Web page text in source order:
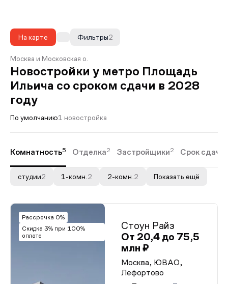
На карте 2
Фильтры
Москва и Московская о.
Новостройки у метро Площадь
Ильича со сроком сдачи в 2028
году
По умолчанию1 новостройка
Комнатность5 Отделка2 Застройщики2 Срок сдачи
студии2 1-комн. 2 2-комн. 2 Показать ещё
Рассрочка 0%
Скидка 3% при 100%
оплате
Стоун Райз
От 20,4 до 75,5
млн ₽
Москва, ЮВАО,
Лефортово